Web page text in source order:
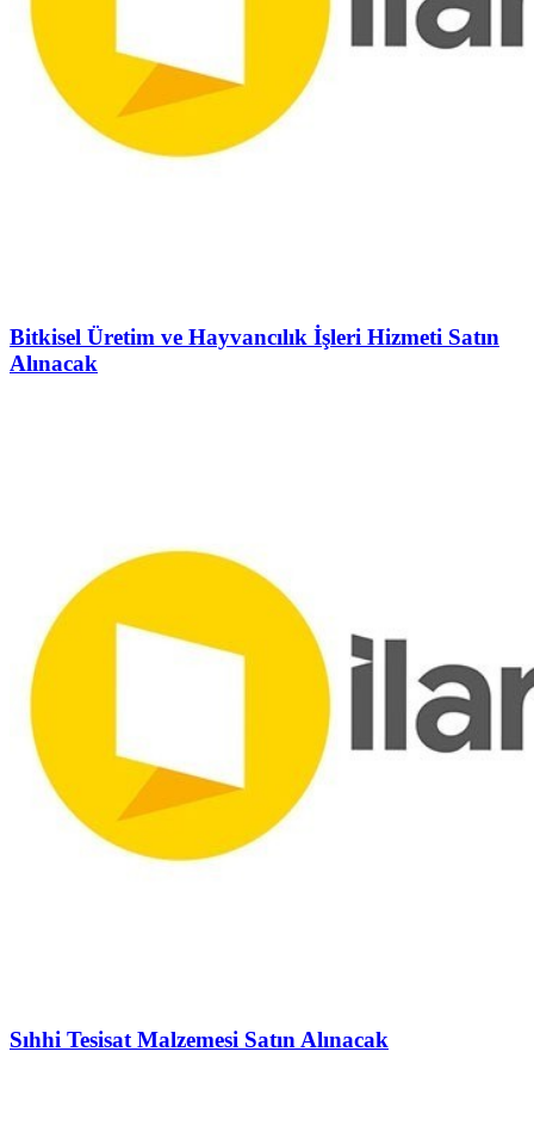
Bitkisel Üretim ve Hayvancılık İşleri Hizmeti Satın
Alınacak
Sıhhi Tesisat Malzemesi Satın Alınacak